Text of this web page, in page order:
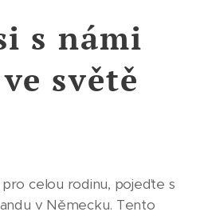
s námi
světě
celou rodinu, pojeďte s
v Německu. Tento